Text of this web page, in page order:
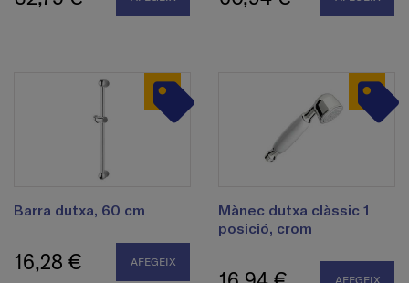
Barra dutxa, 60 cm
16,28 € AFEGEIX
Mànec dutxa clàssic 1
posició, crom
AFEGEIX